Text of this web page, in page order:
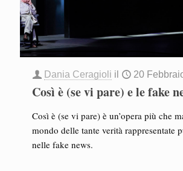
Dania Ceragioli il 20
Così è (se vi pare) e le fake
Così è (se vi pare) è un’opera più che
mondo delle tante verità rappresentate
nelle fake news.